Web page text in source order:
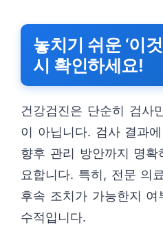
놓치기 쉬운 ‘이
시 확인하세요!
건강검진은 단순히 검사
이 아닙니다. 검사 결과
향후 관리 방안까지 명
요합니다. 특히, 전문 의
후속 조치가 가능한지
수적입니다.